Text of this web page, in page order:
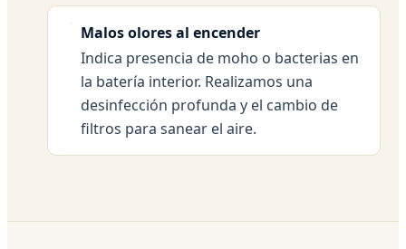
Malos olores al encender
Indica presencia de moho o bacterias en
la batería interior. Realizamos una
desinfección profunda y el cambio de
filtros para sanear el aire.